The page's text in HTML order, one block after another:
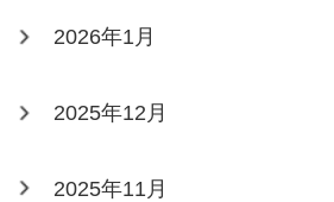
2026年1月
2025年12月
2025年11月